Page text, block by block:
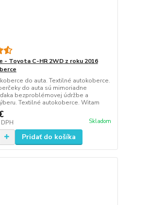
- Toyota C-HR 2WD z roku 2016
do auta. Textilné autokoberce.
do auta sú mimoriadne
bezproblémovej údržbe a
Textilné autokoberce. Witam
Skladom
Pridať do košíka